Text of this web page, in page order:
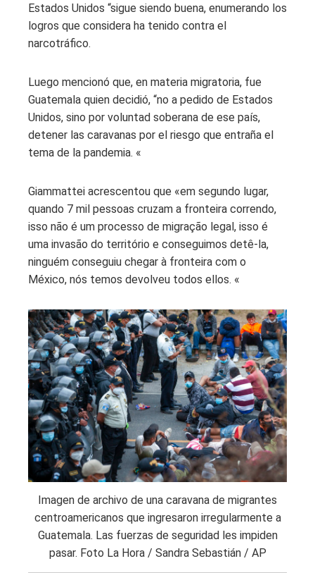
Estados Unidos “sigue siendo buena, enumerando los
logros que considera ha tenido contra el
narcotráfico.
Luego mencionó que, en materia migratoria, fue
Guatemala quien decidió, “no a pedido de Estados
Unidos, sino por voluntad soberana de ese país,
detener las caravanas por el riesgo que entraña el
tema de la pandemia. «
Giammattei acrescentou que «em segundo lugar,
quando 7 mil pessoas cruzam a fronteira correndo,
isso não é um processo de migração legal, isso é
uma invasão do território e conseguimos detê-la,
ninguém conseguiu chegar à fronteira com o
México, nós temos devolveu todos ellos. «
Imagen de archivo de una caravana de migrantes
centroamericanos que ingresaron irregularmente a
Guatemala. Las fuerzas de seguridad les impiden
pasar. Foto La Hora / Sandra Sebastián / AP